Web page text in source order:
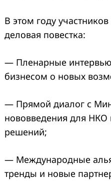
В этом году
деловая повестка:
— Пленарные
бизнесом о новых
— Прямой диалог с
нововведения для
решений;
— Международные
тренды и новые